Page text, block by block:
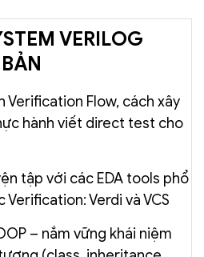
VERILOG
Verification Flow, cách xây
hành viết direct test cho
tập với các EDA tools phổ
Verdi và VCS
– nắm vững khái niệm